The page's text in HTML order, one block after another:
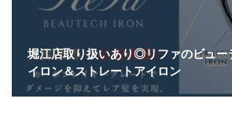
堀江店取り扱いあり◎リファのビュー
イロン＆ストレートアイロン